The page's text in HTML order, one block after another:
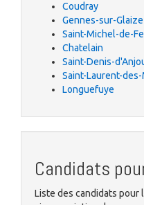
Coudray
Gennes-sur-Glaize
Saint-Michel-de-
Chatelain
Saint-Denis-
Saint-Laurent-
Longuefuye
Candidats
Liste des candidats pour